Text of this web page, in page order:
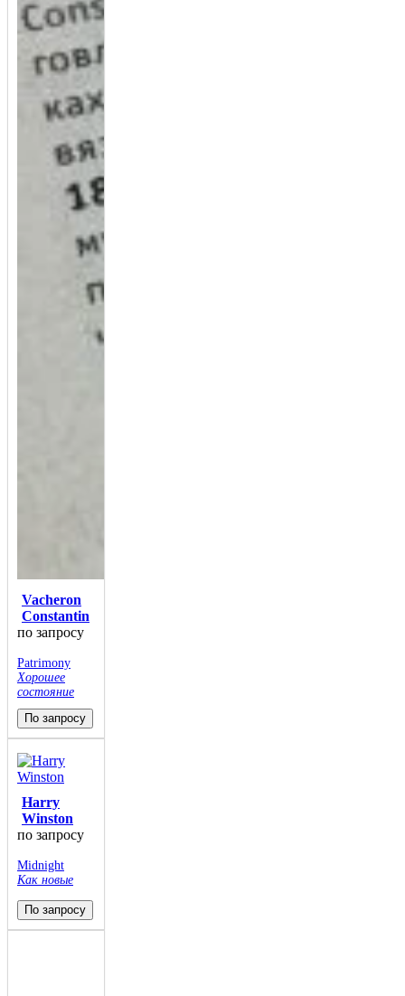
Vacheron
Constantin
по запросу
Patrimony
Хорошее
состояние
По запросу
Harry
Winston
по запросу
Midnight
Как новые
По запросу